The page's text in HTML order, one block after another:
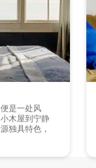
是一处风
木屋到宁静
独具特色，